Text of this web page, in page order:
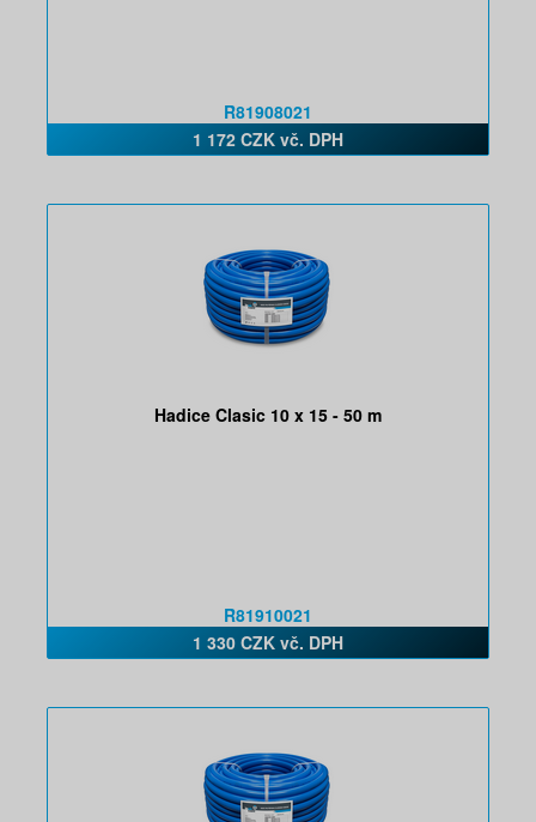
R81908021
1 172 CZK vč. DPH
Hadice Clasic 10 x 15 - 50 m
R81910021
1 330 CZK vč. DPH